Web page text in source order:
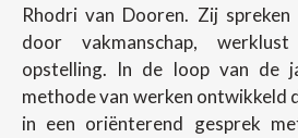
Rhodri van Dooren. Zij
door vakmanschap,
opstelling. In de loop van de
methode van werken ontwikkeld
in een oriënterend gesprek